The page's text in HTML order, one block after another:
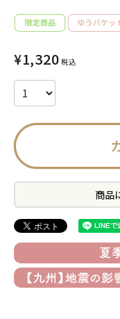
INFORMATION
お知らせ
ご利用ガイド
よくあるご質問
プライバシーポリシー
特定商取引法について
お問い合わせ
ACCOUNT MENU
ようこそ ゲスト 様
meeting_room ログイン
¥1,320 税込
商品